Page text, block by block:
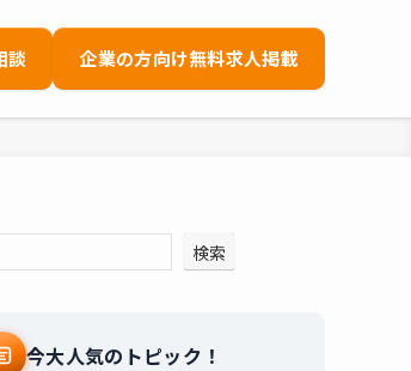
談 企業の方向け無料求人掲載
検索
今大人気のトピック！